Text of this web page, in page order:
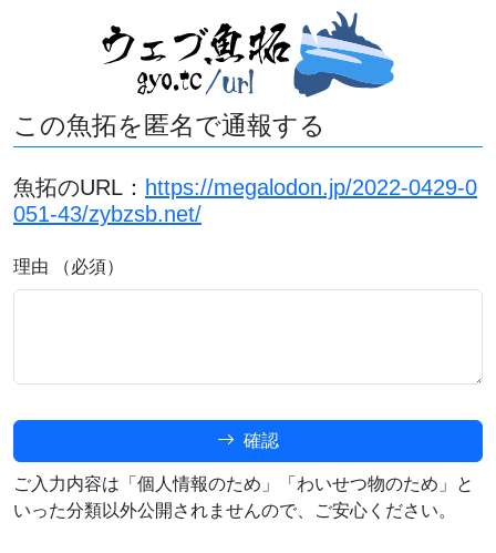
この魚拓を匿名で通報する
魚拓のURL： https://megalodon.jp/2022-0429-0
051-43/zybzsb.net/
理由 （必須）
確認
ご入力内容は「個人情報のため」「わいせつ物のため」と
いった分類以外公開されませんので、ご安心ください。